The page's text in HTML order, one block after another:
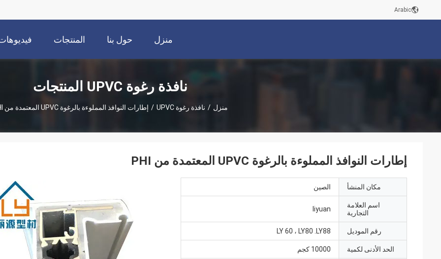
Arabic
منزل حول بنا المنتجات
نافذة رغوة UPVC المنتجات
منزل / نافذة رغوة UPVC / إطارات النوافذ المملوءة بالرغوة UPVC المعتمدة من PHI
إطارات النوافذ المملوءة بالرغوة UPVC المعتمدة من PHI
مكان المنشأ الصين
اسم العلامة
التجارية
liyuan
رقم الموديل LY 60 ، LY80 .LY88
الحد الأدنى لكمية 10000 كجم